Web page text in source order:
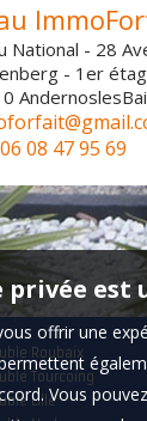
National - 28
- 1er
06 08 47 95 69
Roubaix
Tourcoing
Lille
privée
offrir une
Vous